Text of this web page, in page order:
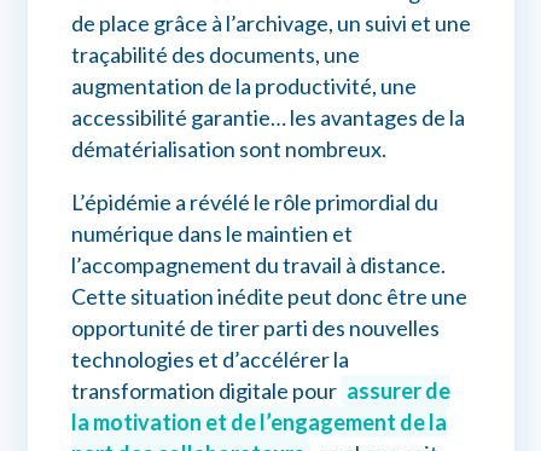
de place grâce à l’archivage, un suivi et une
traçabilité des documents, une
augmentation de la productivité, une
accessibilité garantie… les avantages de la
dématérialisation sont nombreux.
L’épidémie a révélé le rôle primordial du
numérique dans le maintien et
l’accompagnement du travail à distance.
Cette situation inédite peut donc être une
opportunité de tirer parti des nouvelles
technologies et d’accélérer la
transformation digitale pour assurer de
la motivation et de l’engagement de la